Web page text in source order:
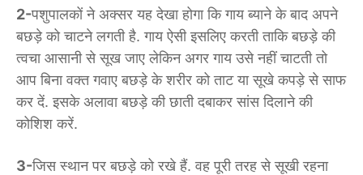
2-पशुपालकों ने अक्सर यह देखा होगा कि गाय ब्याने के बाद अपने
बछड़े को चाटने लगती है. गाय ऐसी इसलिए करती ताकि बछड़े की
त्वचा आसानी से सूख जाए लेकिन अगर गाय उसे नहीं चाटती तो
आप बिना वक्त गवाए बछड़े के शरीर को ताट या सूखे कपड़े से साफ
कर दें. इसके अलावा बछड़े की छाती दबाकर सांस दिलाने की
कोशिश करें.
3-जिस स्थान पर बछड़े को रखे हैं. वह पूरी तरह से सूखी रहना